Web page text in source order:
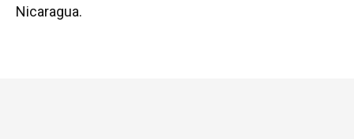
Nicaragua.